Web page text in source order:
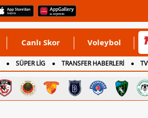
Canlı Skor Voleybol
SÜPER LİG TRANSFER HABERLERİ